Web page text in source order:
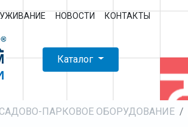
НОВОСТИ КОНТАКТЫ
Каталог
ПАРКОВОЕ ОБОРУДОВАНИЕ